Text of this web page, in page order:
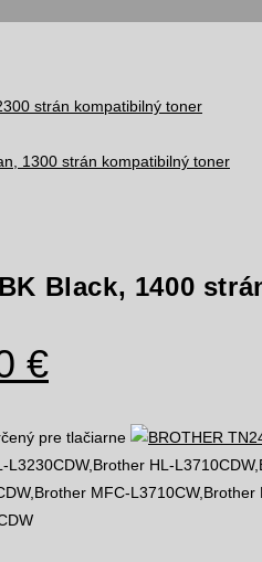
Black, 1400
€.
€Aktuálna
je:
14,00 €.
pre tlačiarne
HL-
MFC-